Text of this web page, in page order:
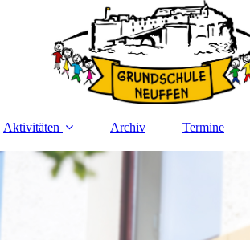
Aktivitäten Archiv Termine